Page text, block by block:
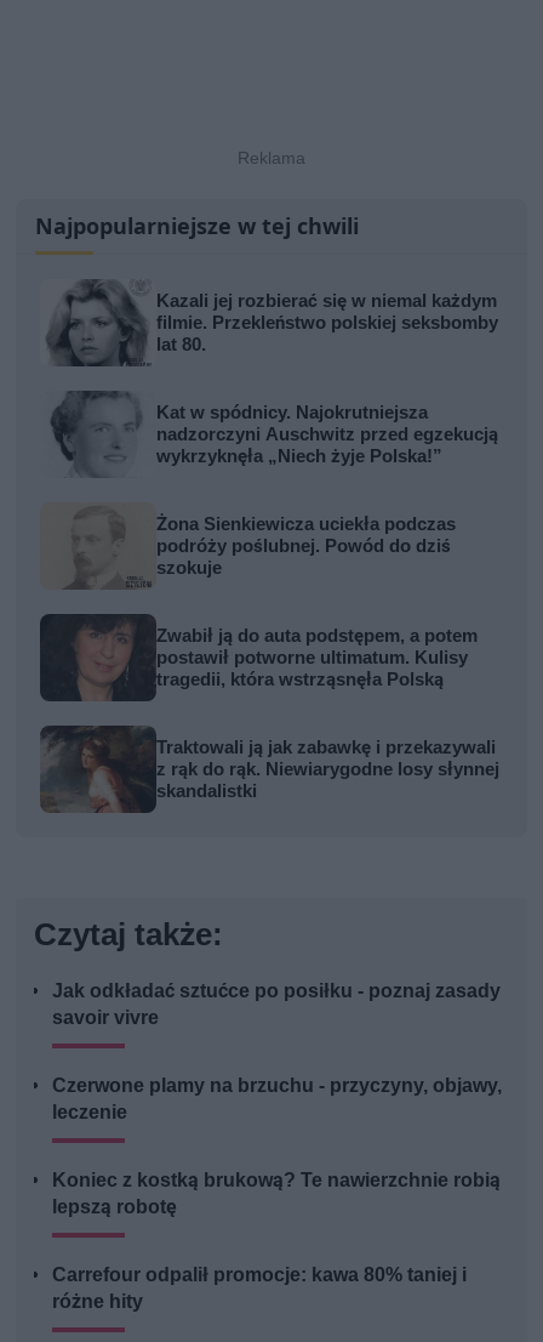
Najpopularniejsze w tej chwili
Kazali jej rozbierać się w niemal każdym
filmie. Przekleństwo polskiej seksbomby
lat 80.
Kat w spódnicy. Najokrutniejsza
nadzorczyni Auschwitz przed egzekucją
wykrzyknęła „Niech żyje Polska!”
Żona Sienkiewicza uciekła podczas
podróży poślubnej. Powód do dziś
szokuje
Zwabił ją do auta podstępem, a potem
postawił potworne ultimatum. Kulisy
tragedii, która wstrząsnęła Polską
Traktowali ją jak zabawkę i przekazywali
z rąk do rąk. Niewiarygodne losy słynnej
skandalistki
Czytaj także:
Jak odkładać sztućce po posiłku - poznaj zasady
savoir vivre
Czerwone plamy na brzuchu - przyczyny, objawy,
leczenie
Koniec z kostką brukową? Te nawierzchnie robią
lepszą robotę
Carrefour odpalił promocje: kawa 80% taniej i
różne hity